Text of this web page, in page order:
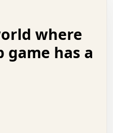
.   .   .   +   .   .
.   .   .   .   :   .
.   .   .   .   .   +
.   .   .   o   .   .
.   .   :   .   .   o
.   .   o   .   .   .
:   .   .   .   .   .
+   .   .   x   .   .
.   .   .   .   .   o
.   .   .   .   .   .
where
game has a